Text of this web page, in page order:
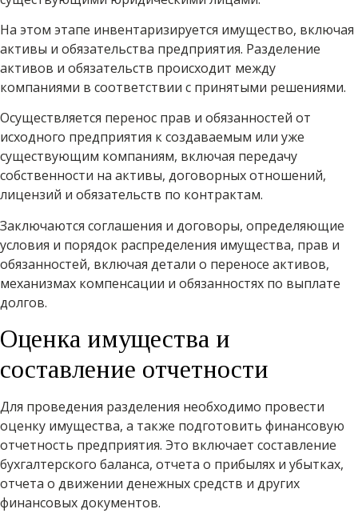
На этом этапе инвентаризируется имущество, включая
активы и обязательства предприятия. Разделение
активов и обязательств происходит между
компаниями в соответствии с принятыми решениями.
Осуществляется перенос прав и обязанностей от
исходного предприятия к создаваемым или уже
существующим компаниям, включая передачу
собственности на активы, договорных отношений,
лицензий и обязательств по контрактам.
Заключаются соглашения и договоры, определяющие
условия и порядок распределения имущества, прав и
обязанностей, включая детали о переносе активов,
механизмах компенсации и обязанностях по выплате
долгов.
Оценка имущества и
составление отчетности
Для проведения разделения необходимо провести
оценку имущества, а также подготовить финансовую
отчетность предприятия. Это включает составление
бухгалтерского баланса, отчета о прибылях и убытках,
отчета о движении денежных средств и других
финансовых документов.